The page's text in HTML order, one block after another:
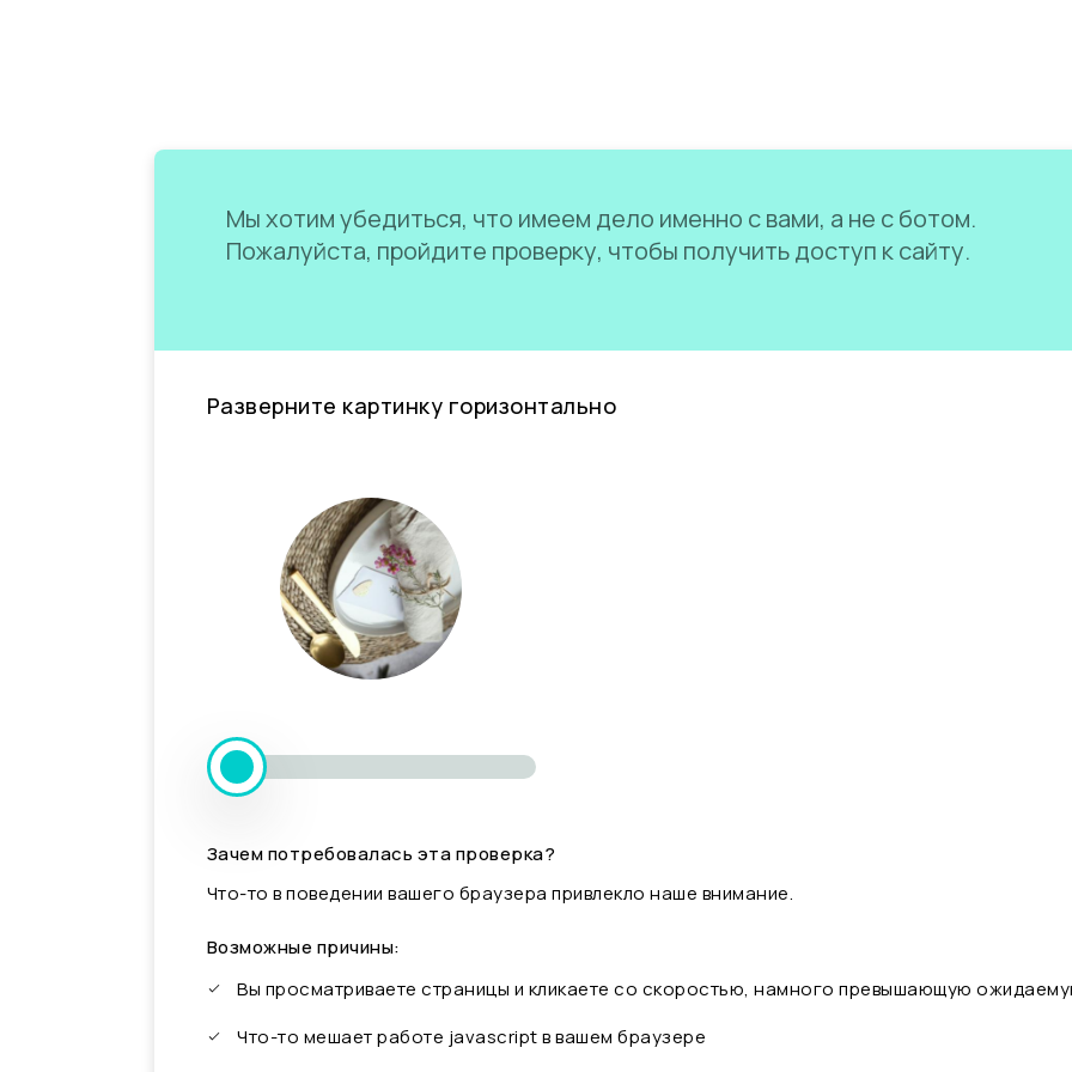
Мы хотим убедиться, что имеем дело именно с вами, а не с ботом.
Пожалуйста, пройдите проверку, чтобы получить доступ к сайту.
Разверните картинку горизонтально
Зачем потребовалась эта проверка?
Что-то в поведении вашего браузера привлекло наше внимание.
Возможные причины:
Вы просматриваете страницы и кликаете со скоростью, намного превышающую
Что-то мешает работе javascript в вашем браузере